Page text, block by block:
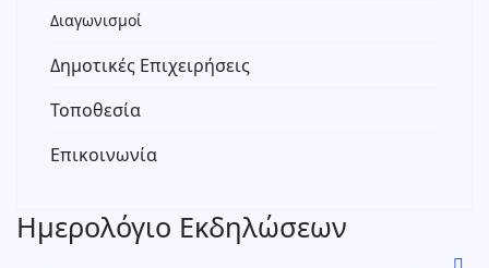
Διαγωνισμοί
Δημοτικές Επιχειρήσεις
Τοποθεσία
Επικοινωνία
Ημερολόγιο Εκδηλώσεων